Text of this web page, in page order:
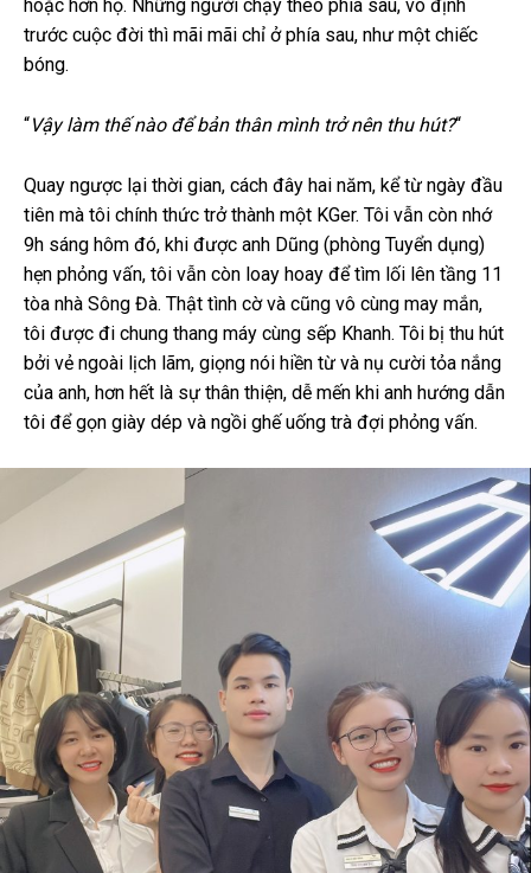
hoặc hơn họ. Những người chạy theo phía sau, vô định
trước cuộc đời thì mãi mãi chỉ ở phía sau, như một chiếc
bóng.
“Vậy làm thế nào để bản thân mình trở nên thu hút?“
Quay ngược lại thời gian, cách đây hai năm, kể từ ngày đầu
tiên mà tôi chính thức trở thành một KGer. Tôi vẫn còn nhớ
9h sáng hôm đó, khi được anh Dũng (phòng Tuyển dụng)
hẹn phỏng vấn, tôi vẫn còn loay hoay để tìm lối lên tầng 11
tòa nhà Sông Đà. Thật tình cờ và cũng vô cùng may mắn,
tôi được đi chung thang máy cùng sếp Khanh. Tôi bị thu hút
bởi vẻ ngoài lịch lãm, giọng nói hiền từ và nụ cười tỏa nắng
của anh, hơn hết là sự thân thiện, dễ mến khi anh hướng dẫn
tôi để gọn giày dép và ngồi ghế uống trà đợi phỏng vấn.